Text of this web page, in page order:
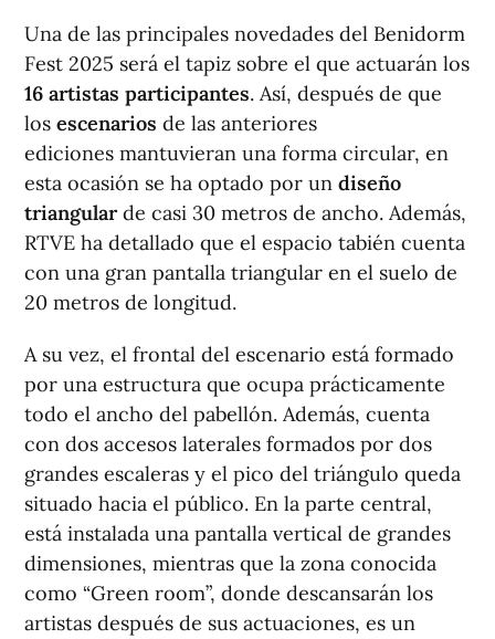
Una de las principales novedades del Benidorm
Fest 2025 será el tapiz sobre el que actuarán los
16 artistas participantes. Así, después de que
los escenarios de las anteriores
ediciones mantuvieran una forma circular, en
esta ocasión se ha optado por un diseño
triangularde casi 30 metros de ancho. Además,
RTVE ha detallado que el espacio tabién cuenta
con una gran pantalla triangular en el suelo de
20 metros de longitud.
A su vez, el frontal del escenario está formado
por una estructura que ocupa prácticamente
todo el ancho del pabellón. Además, cuenta
con dos accesos laterales formados por dos
grandes escaleras y el pico del triángulo queda
situado hacia el público. En la parte central,
está instalada una pantalla vertical de grandes
dimensiones, mientras que la zona conocida
como “Green room”, donde descansarán los
artistas después de sus actuaciones, es un